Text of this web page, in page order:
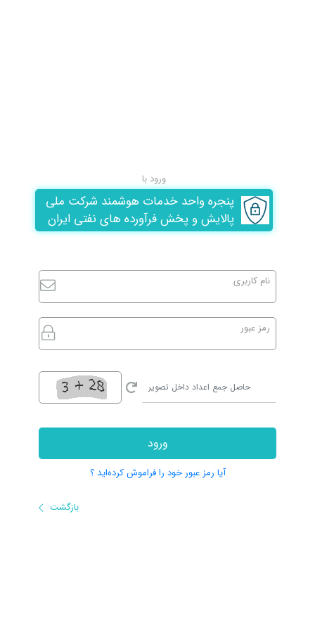
نام کاربری
رمز عبور
ورود
آیا رمز عبور خود را فراموش کرده‌اید ؟
بازگشت
ورود با
پنجره واحد خدمات هوشمند شرکت ملی
پالایش و پخش فرآورده های نفتی ایران